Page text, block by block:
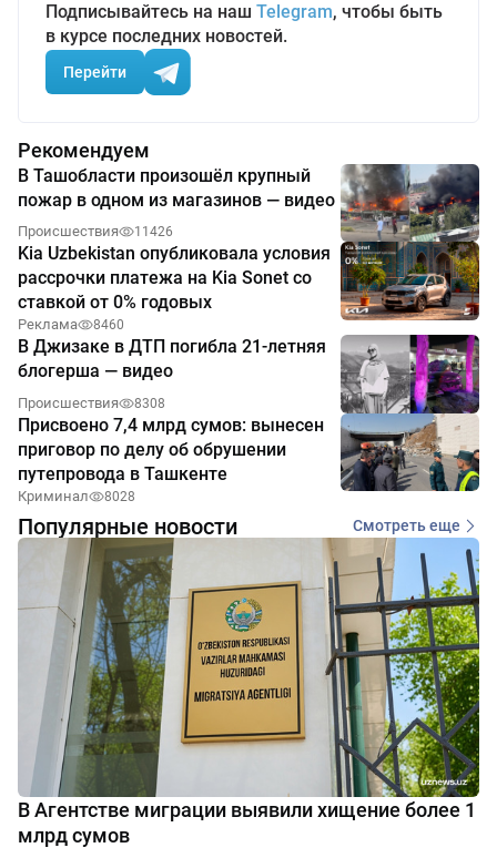
Подписывайтесь на наш Telegram, чтобы быть
в курсе последних новостей.
Перейти
Рекомендуем
В Ташобласти произошёл крупный
пожар в одном из магазинов — видео
Происшествия 11426
Kia Uzbekistan опубликовала условия
рассрочки платежа на Kia Sonet со
ставкой от 0% годовых
Реклама 8460
В Джизаке в ДТП погибла 21-летняя
блогерша — видео
Происшествия 8308
Присвоено 7,4 млрд сумов: вынесен
приговор по делу об обрушении
путепровода в Ташкенте
Криминал 8028
Популярные новости Смотреть еще
В Агентстве миграции выявили хищение более 1
млрд сумов